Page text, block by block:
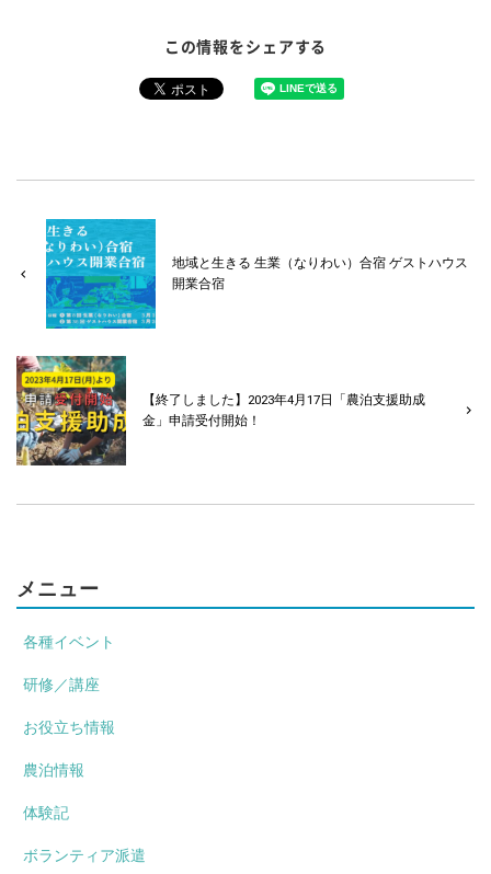
この情報をシェアする
地域と生きる 生業（なりわい）合宿 ゲストハウス
開業合宿
【終了しました】2023年4月17日「農泊支援助成
金」申請受付開始！
メニュー
各種イベント
研修／講座
お役立ち情報
農泊情報
体験記
ボランティア派遣